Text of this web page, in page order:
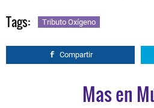
Tags: Tributo Oxígeno
Compartir
Mas en